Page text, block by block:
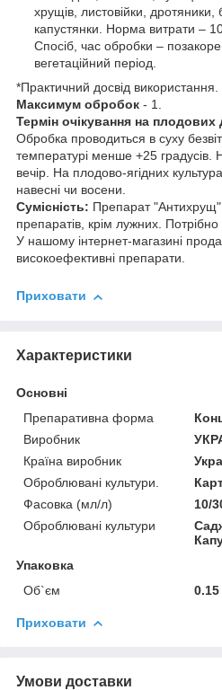
хрущів, листовійки, дротяники,
капустянки. Норма витрати –
Спосіб, час обробки –
вегетаційний період.
*Практичний досвід використання.
Максимум обробок - 1.
Термін очікування на плодових
Обробка проводиться в суху
температурі менше +25
вечір. На плодово-ягідних
навесні чи восени.
Сумісність: Препарат "Антихрущ"
препаратів, крім лужних. Потрібно
У нашому інтернет-магазині
високоефективні препарати.
Приховати
Характеристики
Основні
Препаративна форма
Виробник
Країна виробник
Оброблювані культури.
Фасовка (мл/л)
10/
Оброблювані культури
Упаковка
Об`єм
0.15
Приховати
Умови доставки